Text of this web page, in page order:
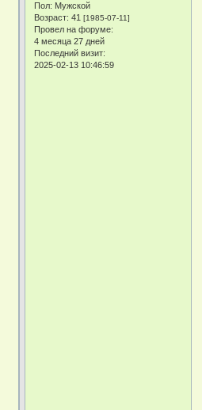
Пол: Мужской
Возраст: 41[1985-07-11]
Провел на форуме:
4 месяца 27 дней
Последний визит:
2025-02-13 10:46:59